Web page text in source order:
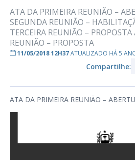
ATA DA PRIMEIRA REUNIÃO –
SEGUNDA REUNIÃO –
TERCEIRA REUNIÃO –
REUNIÃO – PROPOSTA
11/05/2018 12H37ATUALIZADO HÁ 5
Compartilhe:
ATA DA PRIMEIRA REUNIÃO –